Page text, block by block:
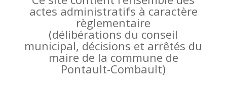
actes administratifs à caractère
règlementaire
(délibérations du conseil
municipal, décisions et arrêtés du
maire de la commune de
Pontault-Combault)